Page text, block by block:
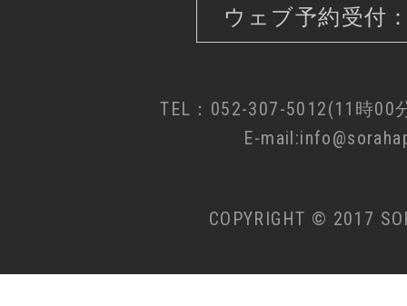
ウェブ予約受付
TEL：052-307-5012(11時00
E-
COPYRIGHT © 2017